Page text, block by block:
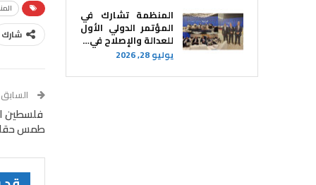
شارك
فلسطين
طمس
المنظمة تشارك في
المؤتمر الدولي الأول
للعدالة والإصلاح في…
يوليو 28, 2026